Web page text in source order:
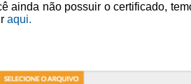
ainda não possuir o certificado,
aqui.